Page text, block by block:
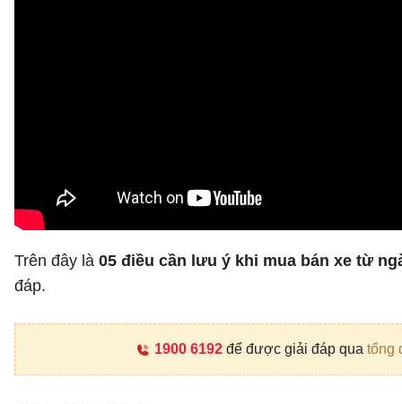
Trên đây là 05 điều cần lưu ý khi mua bán xe từ
đáp.
1900 6192để được giải đáp qua tổng